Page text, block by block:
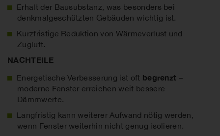
Erhalt der Bausubstanz, was besonders bei
denkmalgeschützten Gebäuden wichtig ist.
Kurzfristige Reduktion von Wärmeverlust und
Zugluft.
NACHTEILE
Energetische Verbesserung ist oft begrenzt –
moderne Fenster erreichen weit bessere
Dämmwerte.
Langfristig kann weiterer Aufwand nötig werden,
wenn Fenster weiterhin nicht genug isolieren.